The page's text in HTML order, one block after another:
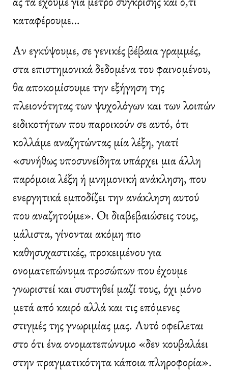
καταφέρουμε…
Αν εγκύψουμε, σε γενικές βέβαια γραμμές,
στα επιστημονικά δεδομένα του φαινομένου,
θα αποκομίσουμε την εξήγηση της
πλειονότητας των ψυχολόγων και των λοιπών
ειδικοτήτων που παροικούν σε αυτό, ότι
κολλάμε αναζητώντας μία λέξη, γιατί
«συνήθως υποσυνείδητα υπάρχει μια άλλη
παρόμοια λέξη ή μνημονική ανάκληση, που
ενεργητικά εμποδίζει την ανάκληση αυτού
που αναζητούμε». Οι διαβεβαιώσεις τους,
μάλιστα, γίνονται ακόμη πιο
καθησυχαστικές, προκειμένου για
ονοματεπώνυμα προσώπων που έχουμε
γνωριστεί και συστηθεί μαζί τους, όχι μόνο
μετά από καιρό αλλά και τις επόμενες
στιγμές της γνωριμίας μας. Αυτό οφείλεται
στο ότι ένα ονοματεπώνυμο «δεν κουβαλάει
στην πραγματικότητα κάποια πληροφορία».